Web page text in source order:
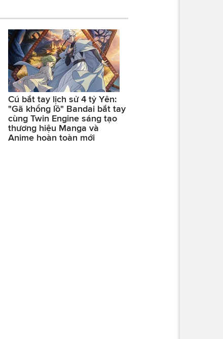
Cú bắt tay lịch sử 4 tỷ Yên:
"Gã khổng lồ" Bandai bắt tay
cùng Twin Engine sáng tạo
thương hiệu Manga và
Anime hoàn toàn mới